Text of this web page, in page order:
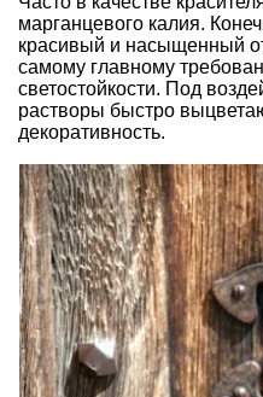
марганцевого калия.
красивый и насыщенный
самому главному
светостойкости. Под
растворы быстро
декоративность.